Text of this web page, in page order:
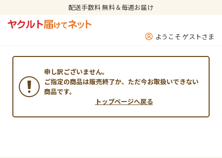
配送手数料 無料＆毎週お届け
ようこそ ゲストさま
申し訳ございません。
ご指定の商品は販売終了か、ただ今お取扱いできない
商品です。
トップページへ戻る